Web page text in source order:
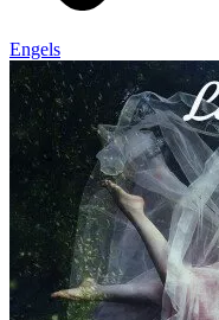
Engels